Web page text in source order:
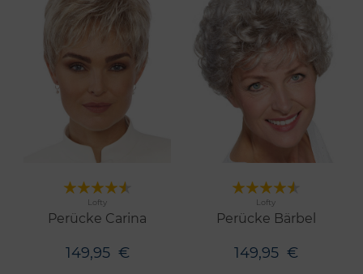
Lofty
Perücke Carina
149,95 €
Lofty
Perücke Bärbel
149,95 €